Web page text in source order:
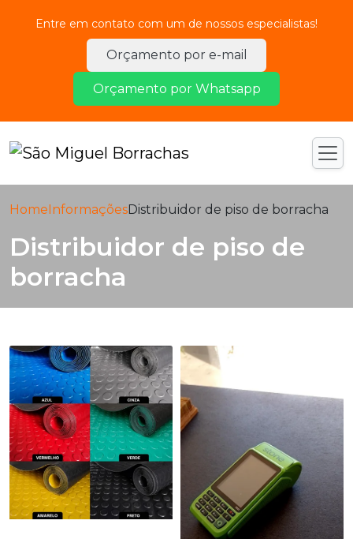
Entre em contato com um de nossos especialistas!
Orçamento por e-mail
Orçamento por Whatsapp
HomeInformaçõesDistribuidor de piso de borracha
Distribuidor de piso de
borracha